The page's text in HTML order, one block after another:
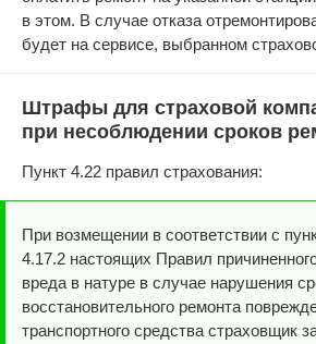
в этом. В случае отказа
будет на сервисе, выбранном
Штрафы для страховой
при несоблюдении сроков
Пункт 4.22 правил страхования:
При возмещении в соответствии с
4.17.2 настоящих Правил
вреда в натуре в случае нарушения
восстановительного ремонта
транспортного средства страховщик